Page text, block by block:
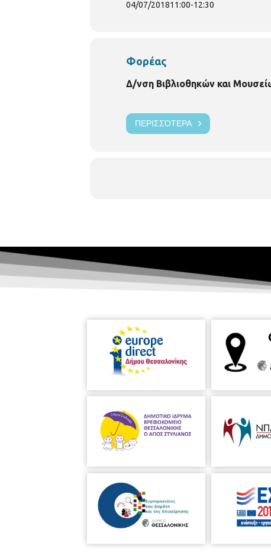
04/07/201811:00-12:30
Φορέας
Δ/νση Βιβλιοθηκών και
ΠΕΡΙΣΣΌΤΕΡΑ